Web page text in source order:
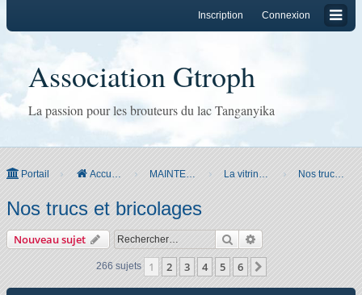
Connexion
Inscription
Association Gtroph
La passion pour les brouteurs du lac Tanganyika
Portail Accueil du forum MAINTENANCE La vitrine Gtroph Nos trucs et bricolages
Nos trucs et bricolages
Nouveau sujet Rechercher
266 sujets 1 2 3 4 5 6